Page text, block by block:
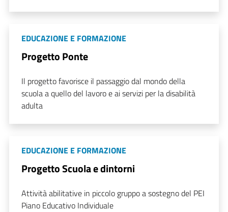
EDUCAZIONE E FORMAZIONE
Progetto Ponte
Il progetto favorisce il passaggio dal mondo della
scuola a quello del lavoro e ai servizi per la disabilità
adulta
EDUCAZIONE E FORMAZIONE
Progetto Scuola e dintorni
Attività abilitative in piccolo gruppo a sostegno del PEI
Piano Educativo Individuale